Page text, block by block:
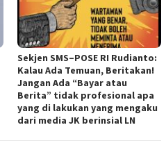
Sekjen SMS–POSE RI Rudianto:
Kalau Ada Temuan, Beritakan!
Jangan Ada “Bayar atau
Berita” tidak profesional apa
yang di lakukan yang mengaku
dari media JK berinsial LN